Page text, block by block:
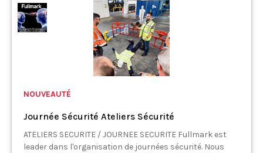
NOUVEAUTÉ
Journée Sécurité Ateliers Sécurité
ATELIERS SECURITE / JOURNEE SECURITE Fullmark est
leader dans l'organisation de journées sécurité. Nous